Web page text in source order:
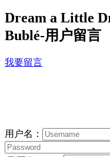
Dream a Little
Bublé-用户留言
我要留言
用户名：